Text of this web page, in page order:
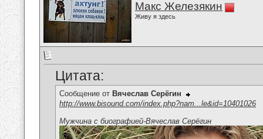
Макс Железякин
Живу я здесь
Цитата:
Сообщение от Вячеслав Серёгин
http://www.bisound.com/index.php?nam...le&id=10401026
Мужчина с биографией-Вячеслав Серёгин